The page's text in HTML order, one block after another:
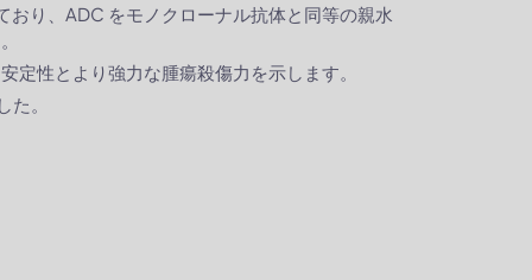
り、ADC をモノクローナル抗体と同等の親水
性とより強力な腫瘍殺傷力を示します。
。